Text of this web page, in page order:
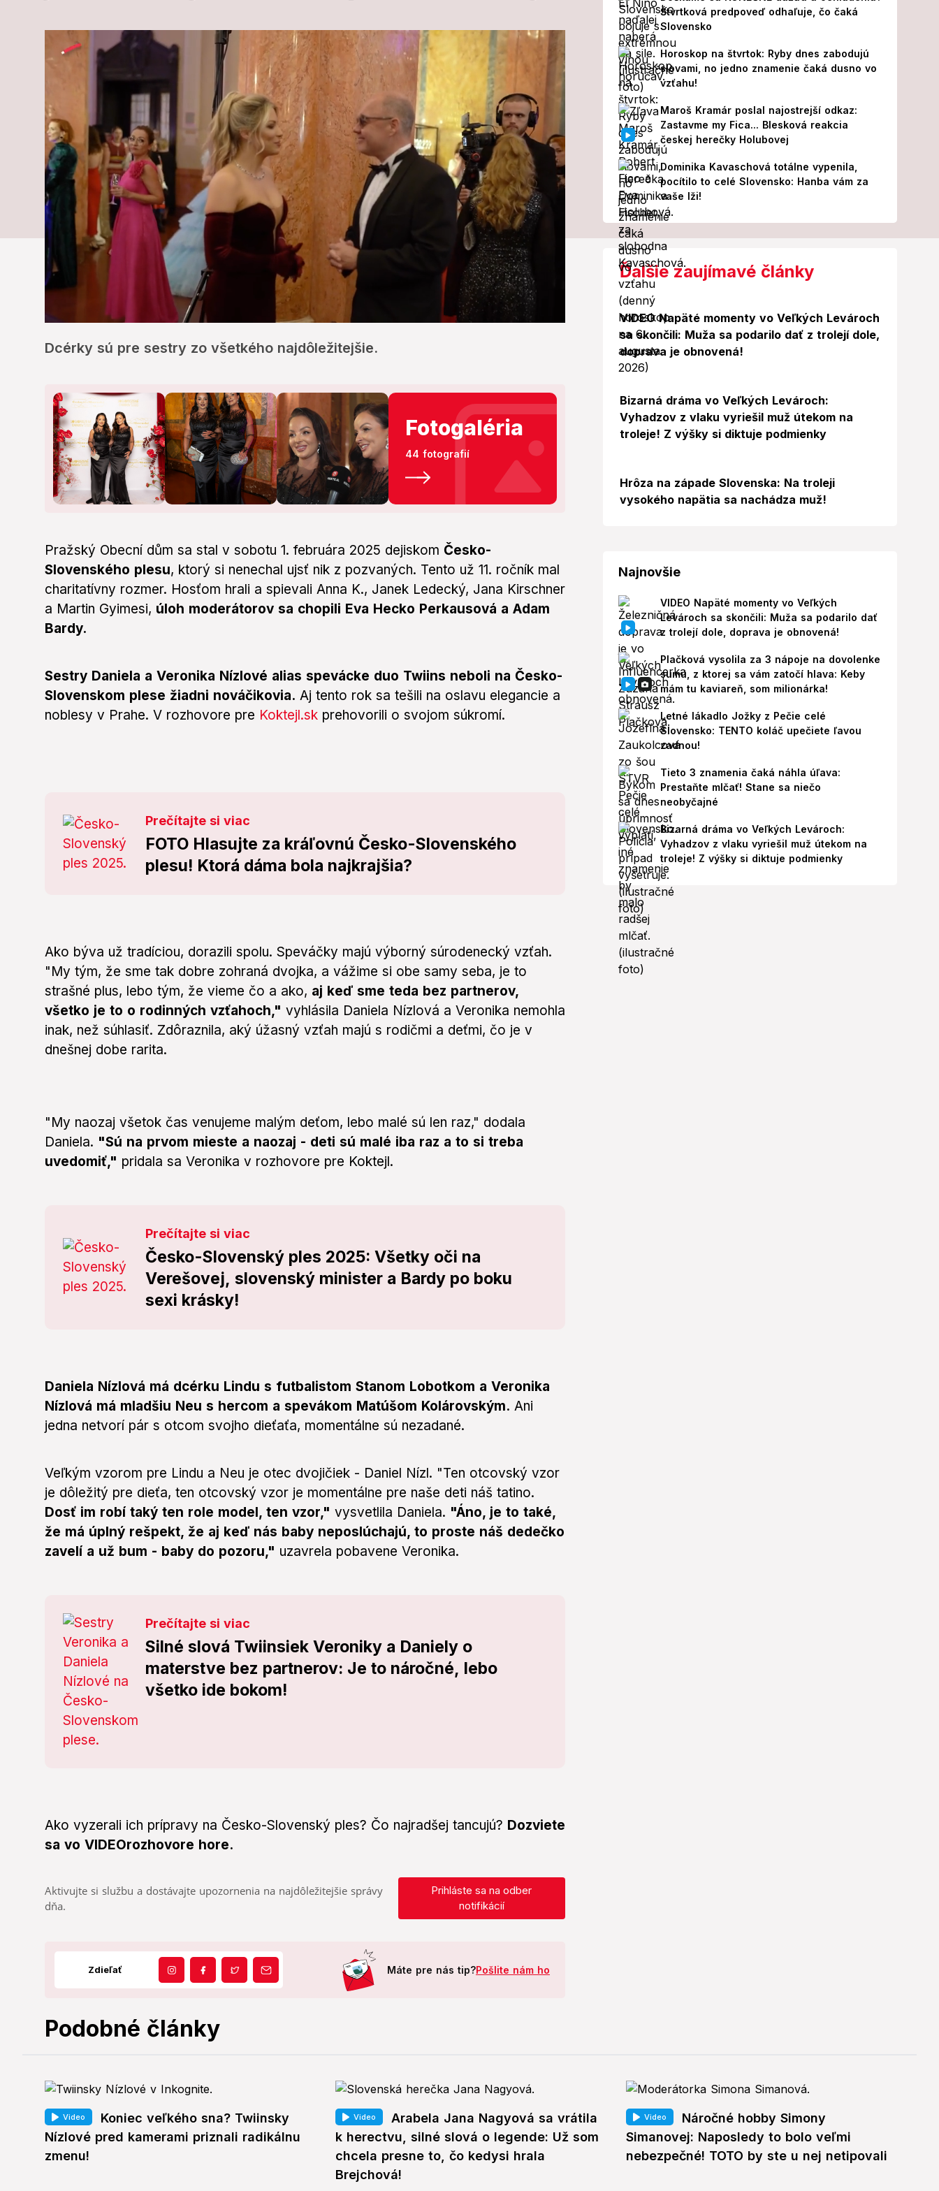
5
0%
Dcérky sú pre sestry zo všetkého najdôležitejšie.
Kolárovského zamrzí!
Twiinsky otvorene o tom, kto
je otcovským vzorom pre ich
dcérky
Dcérky sú pre sestry zo všetkého najdôležitejšie.
Fotogaléria
44 fotografií
Pražský Obecní dům sa stal v sobotu 1. februára 2025 dejiskom Česko-
Slovenského plesu, ktorý si nenechal ujsť nik z pozvaných. Tento už 11. ročník mal
charitatívny rozmer. Hosťom hrali a spievali Anna K., Janek Ledecký, Jana Kirschner
a Martin Gyimesi, úloh moderátorov sa chopili Eva Hecko Perkausová a Adam
Bardy.
Sestry Daniela a Veronika Nízlové alias spevácke duo Twiins neboli na Česko-
Slovenskom plese žiadni nováčikovia. Aj tento rok sa tešili na oslavu elegancie a
noblesy v Prahe. V rozhovore pre Koktejl.sk prehovorili o svojom súkromí.
Prečítajte si viac
FOTO Hlasujte za kráľovnú Česko-Slovenského
plesu! Ktorá dáma bola najkrajšia?
Ako býva už tradíciou, dorazili spolu. Speváčky majú výborný súrodenecký vzťah.
"My tým, že sme tak dobre zohraná dvojka, a vážime si obe samy seba, je to
strašné plus, lebo tým, že vieme čo a ako, aj keď sme teda bez partnerov,
všetko je to o rodinných vzťahoch," vyhlásila Daniela Nízlová a Veronika nemohla
inak, než súhlasiť. Zdôraznila, aký úžasný vzťah majú s rodičmi a deťmi, čo je v
dnešnej dobe rarita.
"My naozaj všetok čas venujeme malým deťom, lebo malé sú len raz," dodala
Daniela. "Sú na prvom mieste a naozaj - deti sú malé iba raz a to si treba
uvedomiť," pridala sa Veronika v rozhovore pre Koktejl.
Prečítajte si viac
Česko-Slovenský ples 2025: Všetky oči na
Verešovej, slovenský minister a Bardy po boku
sexi krásky!
Daniela Nízlová má dcérku Lindu s futbalistom Stanom Lobotkom a Veronika
Nízlová má mladšiu Neu s hercom a spevákom Matúšom Kolárovským. Ani
jedna netvorí pár s otcom svojho dieťaťa, momentálne sú nezadané.
Veľkým vzorom pre Lindu a Neu je otec dvojičiek - Daniel Nízl. "Ten otcovský vzor
je dôležitý pre dieťa, ten otcovský vzor je momentálne pre naše deti náš tatino.
Dosť im robí taký ten role model, ten vzor," vysvetlila Daniela. "Áno, je to také,
že má úplný rešpekt, že aj keď nás baby neposlúchajú, to proste náš dedečko
zavelí a už bum - baby do pozoru," uzavrela pobavene Veronika.
Prečítajte si viac
Silné slová Twiinsiek Veroniky a Daniely o
materstve bez partnerov: Je to náročné, lebo
všetko ide bokom!
Ako vyzerali ich prípravy na Česko-Slovenský ples? Čo najradšej tancujú? Dozviete
sa vo VIDEOrozhovore hore.
Aktivujte si službu a dostávajte upozornenia na najdôležitejšie správy
dňa.
Prihláste sa na odber
notifikácií
Zdieľať Máte pre nás tip?Pošlite nám ho
Štvrtková predpoveď odhaľuje, čo čaká
Slovensko
Horoskop na štvrtok: Ryby dnes zabodujú
slovami, no jedno znamenie čaká dusno vo
vzťahu!
Maroš Kramár poslal najostrejší odkaz:
Zastavme my Fica... Blesková reakcia
českej herečky Holubovej
Dominika Kavaschová totálne vypenila,
pocítilo to celé Slovensko: Hanba vám za
vaše lži!
Ďalšie zaujímavé články
Video
VIDEO Napäté momenty vo Veľkých Levároch
sa skončili: Muža sa podarilo dať z trolejí dole,
doprava je obnovená!
Bizarná dráma vo Veľkých Levároch:
Vyhadzov z vlaku vyriešil muž útekom na
troleje! Z výšky si diktuje podmienky
Hrôza na západe Slovenska: Na troleji
vysokého napätia sa nachádza muž!
Najnovšie
VIDEO Napäté momenty vo Veľkých
Levároch sa skončili: Muža sa podarilo dať
z trolejí dole, doprava je obnovená!
Plačková vysolila za 3 nápoje na dovolenke
sumu, z ktorej sa vám zatočí hlava: Keby
mám tu kaviareň, som milionárka!
Letné lákadlo Jožky z Pečie celé
Slovensko: TENTO koláč upečiete ľavou
zadnou!
Tieto 3 znamenia čaká náhla úľava:
Prestaňte mlčať! Stane sa niečo
neobyčajné
Bizarná dráma vo Veľkých Levároch:
Vyhadzov z vlaku vyriešil muž útekom na
troleje! Z výšky si diktuje podmienky
Podobné články
Video
Koniec veľkého sna? Twiinsky
Nízlové pred kamerami priznali radikálnu
zmenu!
Video
Arabela Jana Nagyová sa vrátila
k herectvu, silné slová o legende: Už som
chcela presne to, čo kedysi hrala
Brejchová!
Video
Náročné hobby Simony
Simanovej: Naposledy to bolo veľmi
nebezpečné! TOTO by ste u nej netipovali